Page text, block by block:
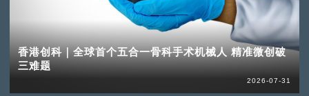
香港创科｜全球首个五合一骨科手术机械人 精准微创破
三难题
2026-07-31